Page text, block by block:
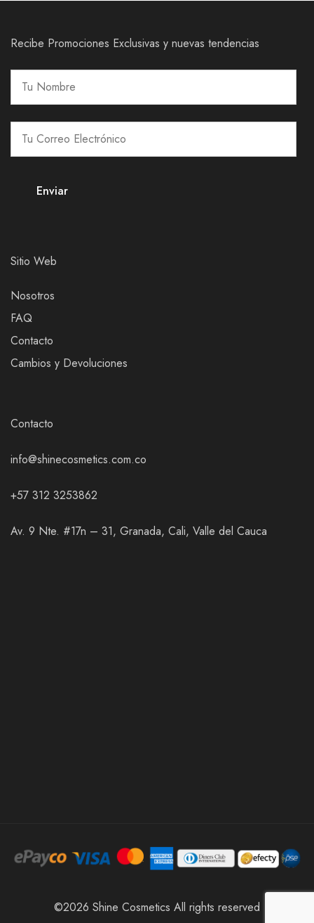
Recibe Promociones Exclusivas y nuevas tendencias
Sitio Web
Nosotros
FAQ
Contacto
Cambios y Devoluciones
Contacto
info@shinecosmetics.com.co
+57 312 3253862
Av. 9 Nte. #17n – 31, Granada, Cali, Valle del Cauca
©2026 Shine Cosmetics All rights reserved